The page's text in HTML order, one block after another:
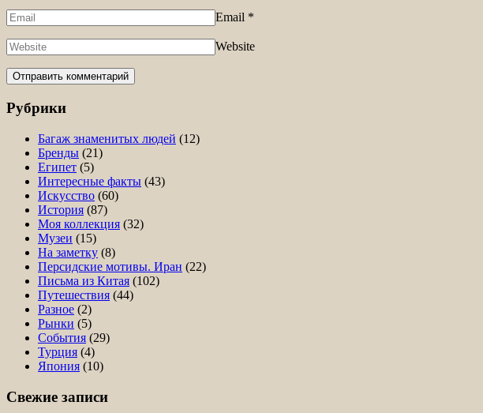
Email *
Website
Рубрики
Багаж знаменитых людей (12)
Бренды (21)
Египет (5)
Интересные факты (43)
Искусство (60)
История (87)
Моя коллекция (32)
Музеи (15)
На заметку (8)
Персидские мотивы. Иран (22)
Письма из Китая (102)
Путешествия (44)
Разное (2)
Рынки (5)
События (29)
Турция (4)
Япония (10)
Свежие записи